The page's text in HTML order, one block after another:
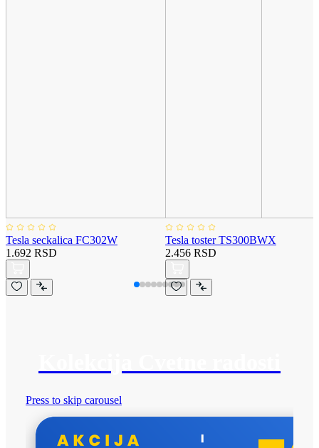
Tesla seckalica FC302W
1.692 RSD
Tesla toster TS300BWX
2.456 RSD
Press to skip carousel